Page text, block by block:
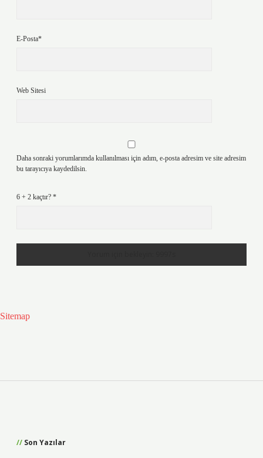
E-Posta*
Web Sitesi
Daha sonraki yorumlarımda kullanılması için adım, e-posta adresim ve site adresim
bu tarayıcıya kaydedilsin.
6 + 2 kaçtır? *
Sitemap
Son Yazılar